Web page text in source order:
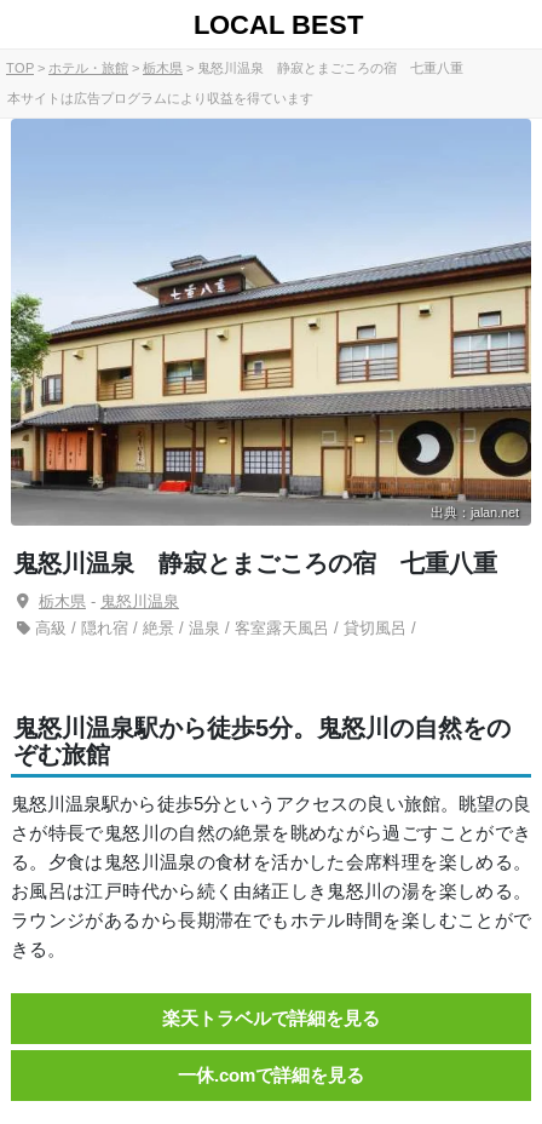
LOCAL BEST
TOP ホテル・旅館 栃木県 鬼怒川温泉 静寂とまごころの宿 七重八重
本サイトは広告プログラムにより収益を得ています
出典：jalan.net
鬼怒川温泉 静寂とまごころの宿 七重八重
栃木県- 鬼怒川温泉
高級 / 隠れ宿 / 絶景 / 温泉 / 客室露天風呂 / 貸切風呂 /
鬼怒川温泉駅から徒歩5分。鬼怒川の自然をの
ぞむ旅館
鬼怒川温泉駅から徒歩5分というアクセスの良い旅館。眺望の良
さが特長で鬼怒川の自然の絶景を眺めながら過ごすことができ
る。夕食は鬼怒川温泉の食材を活かした会席料理を楽しめる。
お風呂は江戸時代から続く由緒正しき鬼怒川の湯を楽しめる。
ラウンジがあるから長期滞在でもホテル時間を楽しむことがで
きる。
楽天トラベルで詳細を見る
一休.comで詳細を見る